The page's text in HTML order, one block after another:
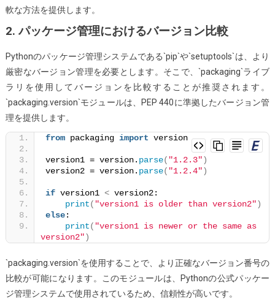
軟な方法を提供します。
2. パッケージ管理におけるバージョン比較
Pythonのパッケージ管理システムである`pip`や`setuptools`は、より
厳密なバージョン管理を必要とします。そこで、`packaging`ライブ
ラリを使用してバージョンを比較することが推奨されます。
`packaging.version`モジュールは、PEP 440に準拠したバージョン管
理を提供します。
from packaging import version
version1 = version. parse( "1.2.3")
version2 = version. parse( "1.2.4")
if version1 < version2:
print( "version1 is older than version2")
else:
print( "version1 is newer or the same as
version2")
`packaging.version`を使用することで、より正確なバージョン番号の
比較が可能になります。このモジュールは、Pythonの公式パッケー
ジ管理システムで使用されているため、信頼性が高いです。